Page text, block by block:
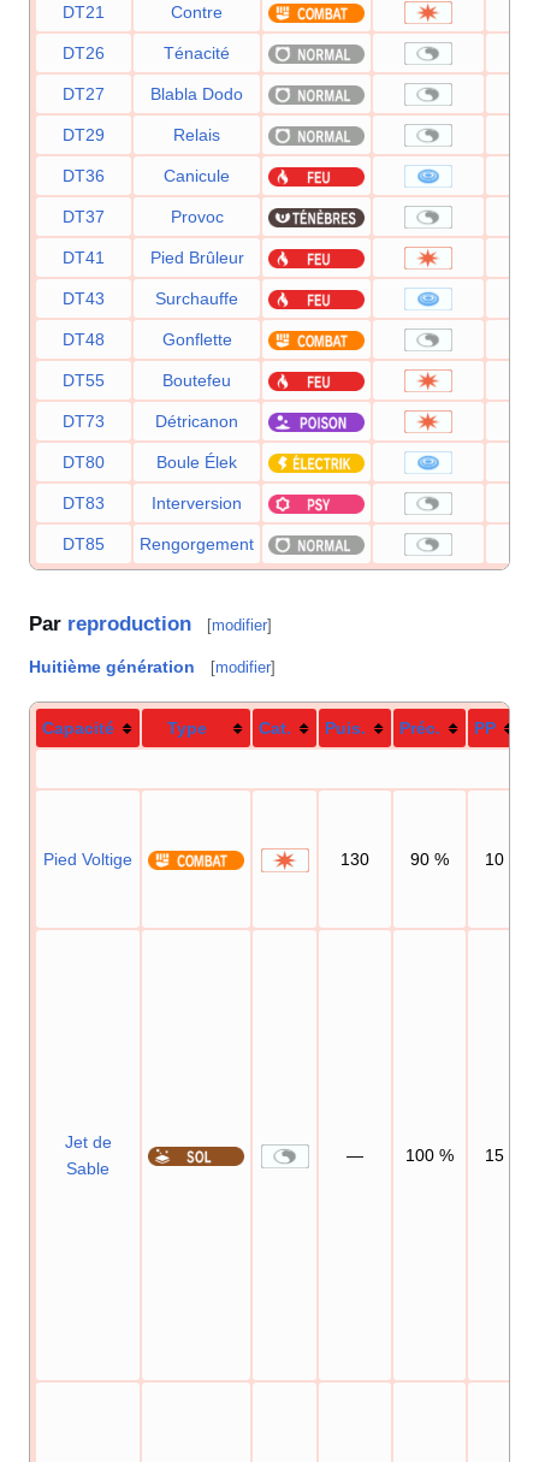
DT21 Contre
DT26 Ténacité
DT27 Blabla Dodo
DT29 Relais
DT36 Canicule
DT37 Provoc
DT41 Pied Brûleur
DT43 Surchauffe
DT48 Gonflette
DT55 Boutefeu
DT73 Détricanon
DT80 Boule Élek
DT83 Interversion
DT85 Rengorgement
Par reproduction [modifier]
Huitième génération [modifier]
Capacité Type Cat. Puis. Préc. PP
Pied Voltige 130 90 % 10
Jet de
Sable
— 100 % 15